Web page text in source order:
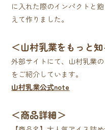
に入れた際のインパクトと
えて作りました。
＜山村乳業をもっと知
外部サイトにて、山村乳業
をご紹介しています。
山村乳業公式note
＜商品詳細＞